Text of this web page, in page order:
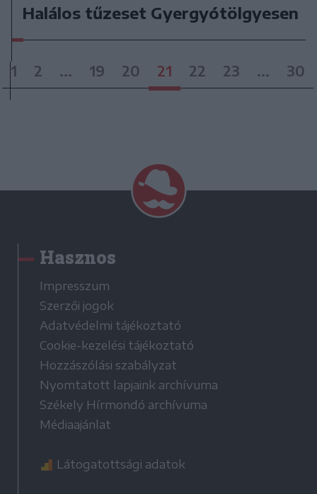
Halálos tűzeset Gyergyótölgyesen
1 2 ... 19 20 21 22 23 ... 30
Hasznos
Impresszum
Szerzői jogok
Adatvédelmi tájékoztató
Cookie-kezelési tájékoztató
Hozzászólási szabályzat
Nyomtatott lapjaink archívuma
Székely Hírmondó archívuma
Médiaajánlat
Látogatottsági adatok